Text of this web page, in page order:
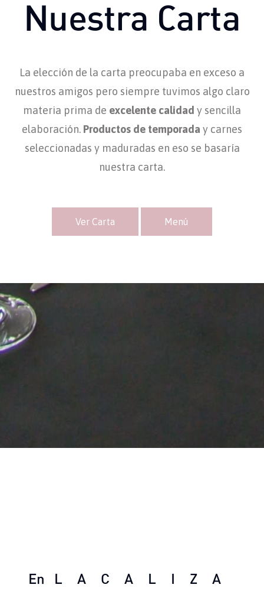
Nuestra Carta
La elección de la carta preocupaba en exceso a
nuestros amigos pero siempre tuvimos algo claro
materia prima de excelente calidad y sencilla
elaboración. Productos de temporada y carnes
seleccionadas y maduradas en eso se basaría
nuestra carta.
Ver Carta Menú
En LACALIZA